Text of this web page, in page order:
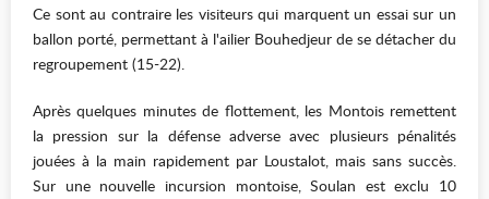
Ce sont au contraire les visiteurs qui marquent un essai sur un
ballon porté, permettant à l'ailier Bouhedjeur de se détacher du
regroupement (15-22).
Après quelques minutes de flottement, les Montois remettent
la pression sur la défense adverse avec plusieurs pénalités
jouées à la main rapidement par Loustalot, mais sans succès.
Sur une nouvelle incursion montoise, Soulan est exclu 10